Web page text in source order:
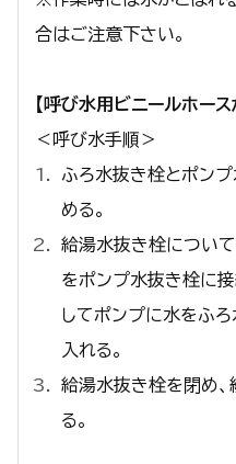
合はご注意下さい。
【呼び水用ビニールホース
＜呼び水手順＞
ふろ水抜き栓とポン
める。
給湯水抜き栓につい
をポンプ水抜き栓に
してポンプに水をふ
入れる。
給湯水抜き栓を閉め
る。